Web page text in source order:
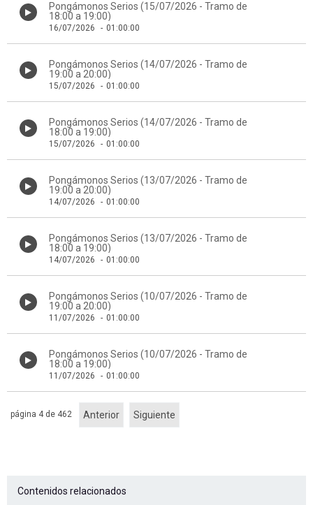
Pongámonos Serios (15/07/2026 - Tramo de
18:00 a 19:00)
16/07/2026 - 01:00:00
Pongámonos Serios (14/07/2026 - Tramo de
19:00 a 20:00)
15/07/2026 - 01:00:00
Pongámonos Serios (14/07/2026 - Tramo de
18:00 a 19:00)
15/07/2026 - 01:00:00
Pongámonos Serios (13/07/2026 - Tramo de
19:00 a 20:00)
14/07/2026 - 01:00:00
Pongámonos Serios (13/07/2026 - Tramo de
18:00 a 19:00)
14/07/2026 - 01:00:00
Pongámonos Serios (10/07/2026 - Tramo de
19:00 a 20:00)
11/07/2026 - 01:00:00
Pongámonos Serios (10/07/2026 - Tramo de
18:00 a 19:00)
11/07/2026 - 01:00:00
Anterior Siguiente
página 4 de 462
Contenidos relacionados